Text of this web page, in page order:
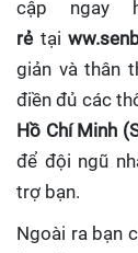
cập ngay
rẻ tại
giản và thân
điền đủ các
Hồ Chí Minh
để đội ngũ
trợ bạn.
Ngoài ra bạn